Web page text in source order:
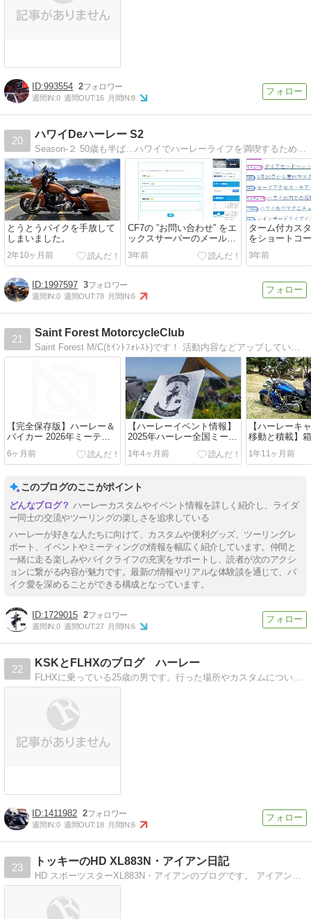
993554 2
週間IN:0 週間OUT:16 月間IN:8
20
ハワイDeハーレー S2
Season-２ 50歳も半ば…ハワイでハーレーライフを満喫するため低予算カスタム？ 2代目のストリートグライドで週末はライド
とうとうバイクを手放して
しまいました。
2年10ヶ月前
CF7の ”お問い合わせ” をエ
ックスサーバーのメールフ
ォームに変えるためにプチ
カスタム。
3年前
ターム付カス
をショートコ
ところに表示
3年前
1997597 3
週間IN:0 週間OUT:78 月間IN:6
21
Saint Forest MotorcycleClub
Saint Forest M/C(ｾｲﾝﾄﾌｫﾚｽﾄ)です！ 活動内容などアップしていきます。 メンバー募集中なので、興味があったら気楽に連絡ください！
【完全保存版】ハーレー＆
バイカー 2026年ミーティ
ング＆イベント年間スケジ
ュール
6ヶ月前
【ハーレーイベント情報】
2025年ハーレー全国ミーテ
ィング一覧【Saint
Forest】」スケジュール情
1年4ヶ月前
【ハーレーキ
移動と積載】
パックに変更
３つの理由！
1年11ヶ月前
このブログのここがポイント
ハーレーカスタムやイベント情報を詳しく紹介し、ライダ
ー同士の交流やツーリングの楽しさを追求している
ハーレーが好きな人たちに向けて、カスタムや便利グッズ、ツーリングレ
ポート、イベントやミーティングの情報を幅広く紹介しています。仲間と
一緒に走る楽しみやバイクライフの充実をサポートし、読者が次のアクシ
ョンに繋がる内容が魅力です。最新の情報やリアルな体験談を通じて、バ
イク愛を深めることができる構成となっています。
1729015 2
週間IN:0 週間OUT:27 月間IN:6
22
KSKとFLHXのブログ ハーレー
1411982 2
週間IN:0 週間OUT:18 月間IN:6
23
トッキーのHD XL883N・アイアン日記